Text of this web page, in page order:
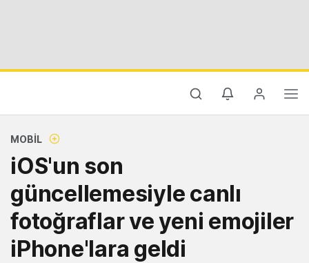
MOBIL
iOS'un son
güncellemesiyle canlı
fotoğraflar ve yeni emojiler
iPhone'lara geldi